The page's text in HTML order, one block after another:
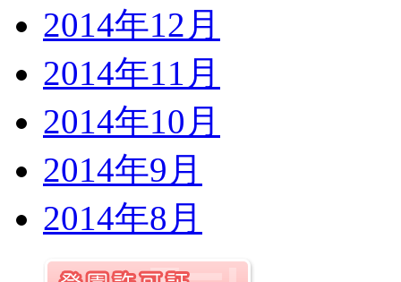
2014年12月
2014年11月
2014年10月
2014年9月
2014年8月